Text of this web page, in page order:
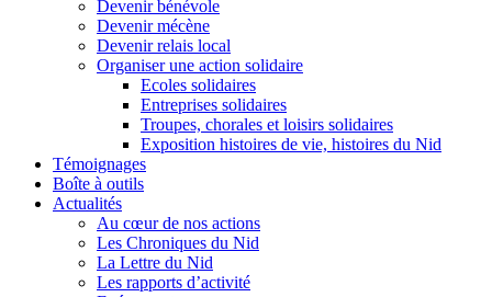
Devenir bénévole
Devenir mécène
Devenir relais local
Organiser une action solidaire
Ecoles solidaires
Entreprises solidaires
Troupes, chorales et loisirs solidaires
Exposition histoires de vie, histoires du Nid
Témoignages
Boîte à outils
Actualités
Au cœur de nos actions
Les Chroniques du Nid
La Lettre du Nid
Les rapports d’activité